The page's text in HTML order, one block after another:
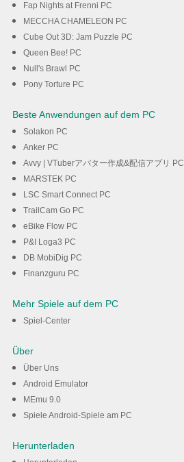
Fap Nights at Frenni PC
MECCHA CHAMELEON PC
Cube Out 3D: Jam Puzzle PC
Queen Bee! PC
Null's Brawl PC
Pony Torture PC
Beste Anwendungen auf dem PC
Solakon PC
Anker PC
Avvy | VTuberアバター作成&配信アプリ PC
MARSTEK PC
LSC Smart Connect PC
TrailCam Go PC
eBike Flow PC
P&I Loga3 PC
DB MobiDig PC
Finanzguru PC
Mehr Spiele auf dem PC
Spiel-Center
Über
Über Uns
Android Emulator
MEmu 9.0
Spiele Android-Spiele am PC
Herunterladen